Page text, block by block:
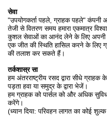
सेवा
"उपयोगकर्ता पहले, ग्राहक पहले" कंपनी
तेजी से वितरण समय हमारा एकमात्र
कुशल सेवाओं का आनंद लेने के लिए अपनी
एक जीत की स्थिति हासिल करने के लिए
की तलाश कर सकते हैं।
तर्कशास्र सा
हम अंतरराष्ट्रीय रसद द्वारा सीधे
पड़ता हवा या समुद्र के द्वारा भेजें।
हम ग्राहक को पार्सल को और अधिक
करेंगे।
(ध्यान दिया: परिवहन लागत का कोई